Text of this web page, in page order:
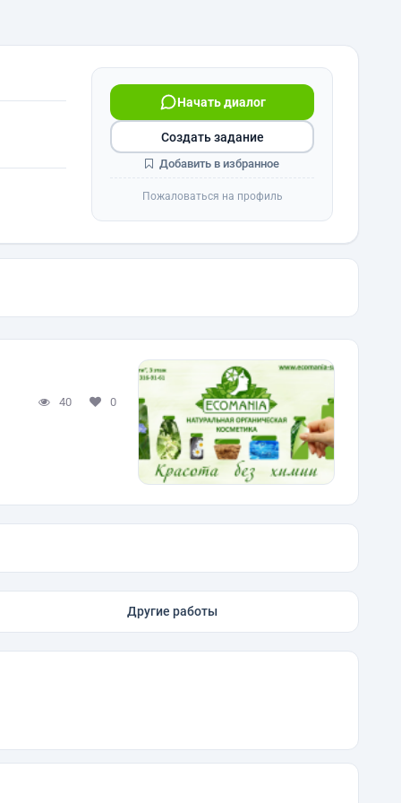
Начать диалог
Создать задание
Добавить в избранное
Пожаловаться на профиль
40 0
Другие работы